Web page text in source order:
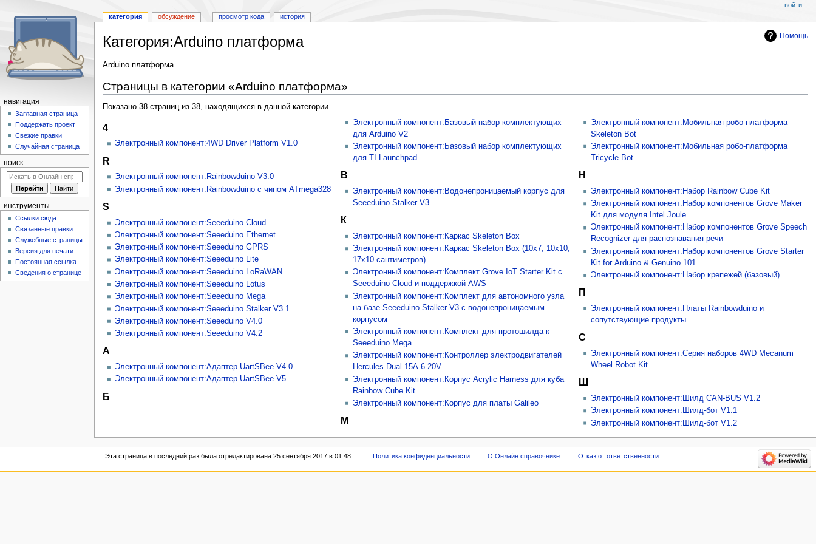
Помощь
Категория:Arduino платформа
Перейти
навигации
Перейти
поиску
Arduino платформа
Страницы в категории «Arduino платформа»
Показано 38 страниц из 38, находящихся в данной категории.
4
Электронный компонент:4WD Driver Platform V1.0
R
Электронный компонент:Rainbowduino V3.0
Электронный компонент:Rainbowduino с чипом ATmega328
S
Электронный компонент:Seeeduino Cloud
Электронный компонент:Seeeduino Ethernet
Электронный компонент:Seeeduino GPRS
Электронный компонент:Seeeduino Lite
Электронный компонент:Seeeduino LoRaWAN
Электронный компонент:Seeeduino Lotus
Электронный компонент:Seeeduino Mega
Электронный компонент:Seeeduino Stalker V3.1
Электронный компонент:Seeeduino V4.0
Электронный компонент:Seeeduino V4.2
А
Электронный компонент:Адаптер UartSBee V4.0
Электронный компонент:Адаптер UartSBee V5
Б
Электронный компонент:Базовый набор комплектующих
для Arduino V2
Электронный компонент:Базовый набор комплектующих
для TI Launchpad
В
Электронный компонент:Водонепроницаемый корпус для
Seeeduino Stalker V3
К
Электронный компонент:Каркас Skeleton Box
Электронный компонент:Каркас Skeleton Box (10х7, 10х10,
17х10 сантиметров)
Электронный компонент:Комплект Grove IoT Starter Kit с
Seeeduino Cloud и поддержкой AWS
Электронный компонент:Комплект для автономного узла
на базе Seeeduino Stalker V3 с водонепроницаемым
корпусом
Электронный компонент:Комплект для протошилда к
Seeeduino Mega
Электронный компонент:Контроллер электродвигателей
Hercules Dual 15A 6-20V
Электронный компонент:Корпус Acrylic Harness для куба
Rainbow Cube Kit
Электронный компонент:Корпус для платы Galileo
М
Электронный компонент:Мобильная робо-платформа
Skeleton Bot
Электронный компонент:Мобильная робо-платформа
Tricycle Bot
Н
Электронный компонент:Набор Rainbow Cube Kit
Электронный компонент:Набор компонентов Grove Maker
Kit для модуля Intel Joule
Электронный компонент:Набор компонентов Grove Speech
Recognizer для распознавания речи
Электронный компонент:Набор компонентов Grove Starter
Kit for Arduino & Genuino 101
Электронный компонент:Набор крепежей (базовый)
П
Электронный компонент:Платы Rainbowduino и
сопутствующие продукты
С
Электронный компонент:Серия наборов 4WD Mecanum
Wheel Robot Kit
Ш
Электронный компонент:Шилд CAN-BUS V1.2
Электронный компонент:Шилд-бот V1.1
Электронный компонент:Шилд-бот V1.2
категория обсуждение просмотр кода история
войти
навигация
Заглавная страница
Поддержать проект
Свежие правки
Случайная страница
поиск
инструменты
Ссылки сюда
Связанные правки
Служебные страницы
Версия для печати
Постоянная ссылка
Сведения о странице
Эта страница в последний раз была отредактирована 25 сентября 2017 в 01:48. Политика конфиденциальности О Онлайн справочнике Отказ от ответственности